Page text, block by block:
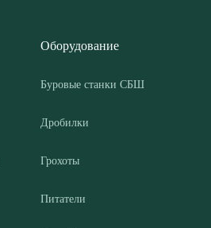
Оборудование
Буровые станки СБШ
Дробилки
Грохоты
Питатели